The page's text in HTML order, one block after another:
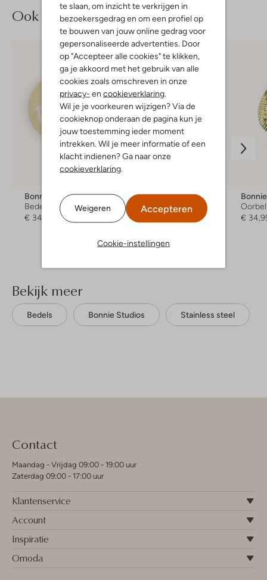
te slaan, om inzicht te verkrijgen in
bezoekersgedrag en om een profiel op
te bouwen van jouw online gedrag voor
gepersonaliseerde advertenties. Door
op "Accepteer alle cookies" te klikken,
ga je akkoord met het gebruik van alle
cookies zoals omschreven in onze
privacy- en cookieverklaring
Wil je je voorkeuren wijzigen? Via de
cookieknop onderaan de pagina kun je
jouw toestemming ieder moment
intrekken. Wil je meer informatie of een
klacht indienen? Ga naar onze
cookieverklaring
Weigeren Accepteren
Cookie-instellingen
Ook iets voor jou?
Bonnie Studios
Bedels
€ 34,99
Bonnie Studios
Bedels
€ 34,99
€
Bekijk meer
Bedels Bonnie Studios Stainless steel
Contact
Maandag - Vrijdag 09:00 - 19:00 uur
Zaterdag 09:00 - 17:00 uur
Klantenservice
Account
Inspiratie
Omoda